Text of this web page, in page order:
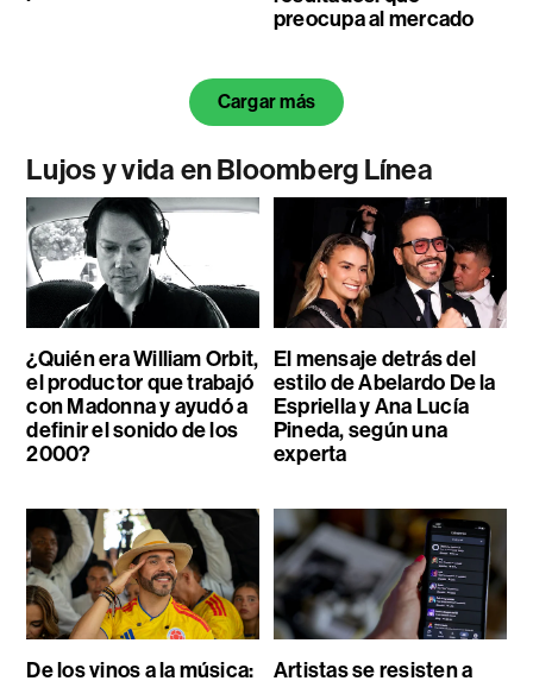
preocupa al mercado
Cargar más
Lujos y vida en Bloomberg Línea
¿Quién era William Orbit,
el productor que trabajó
con Madonna y ayudó a
definir el sonido de los
2000?
El mensaje detrás del
estilo de Abelardo De la
Espriella y Ana Lucía
Pineda, según una
experta
De los vinos a la música:
Artistas se resisten a